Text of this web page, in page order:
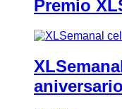
Premio
aniversario